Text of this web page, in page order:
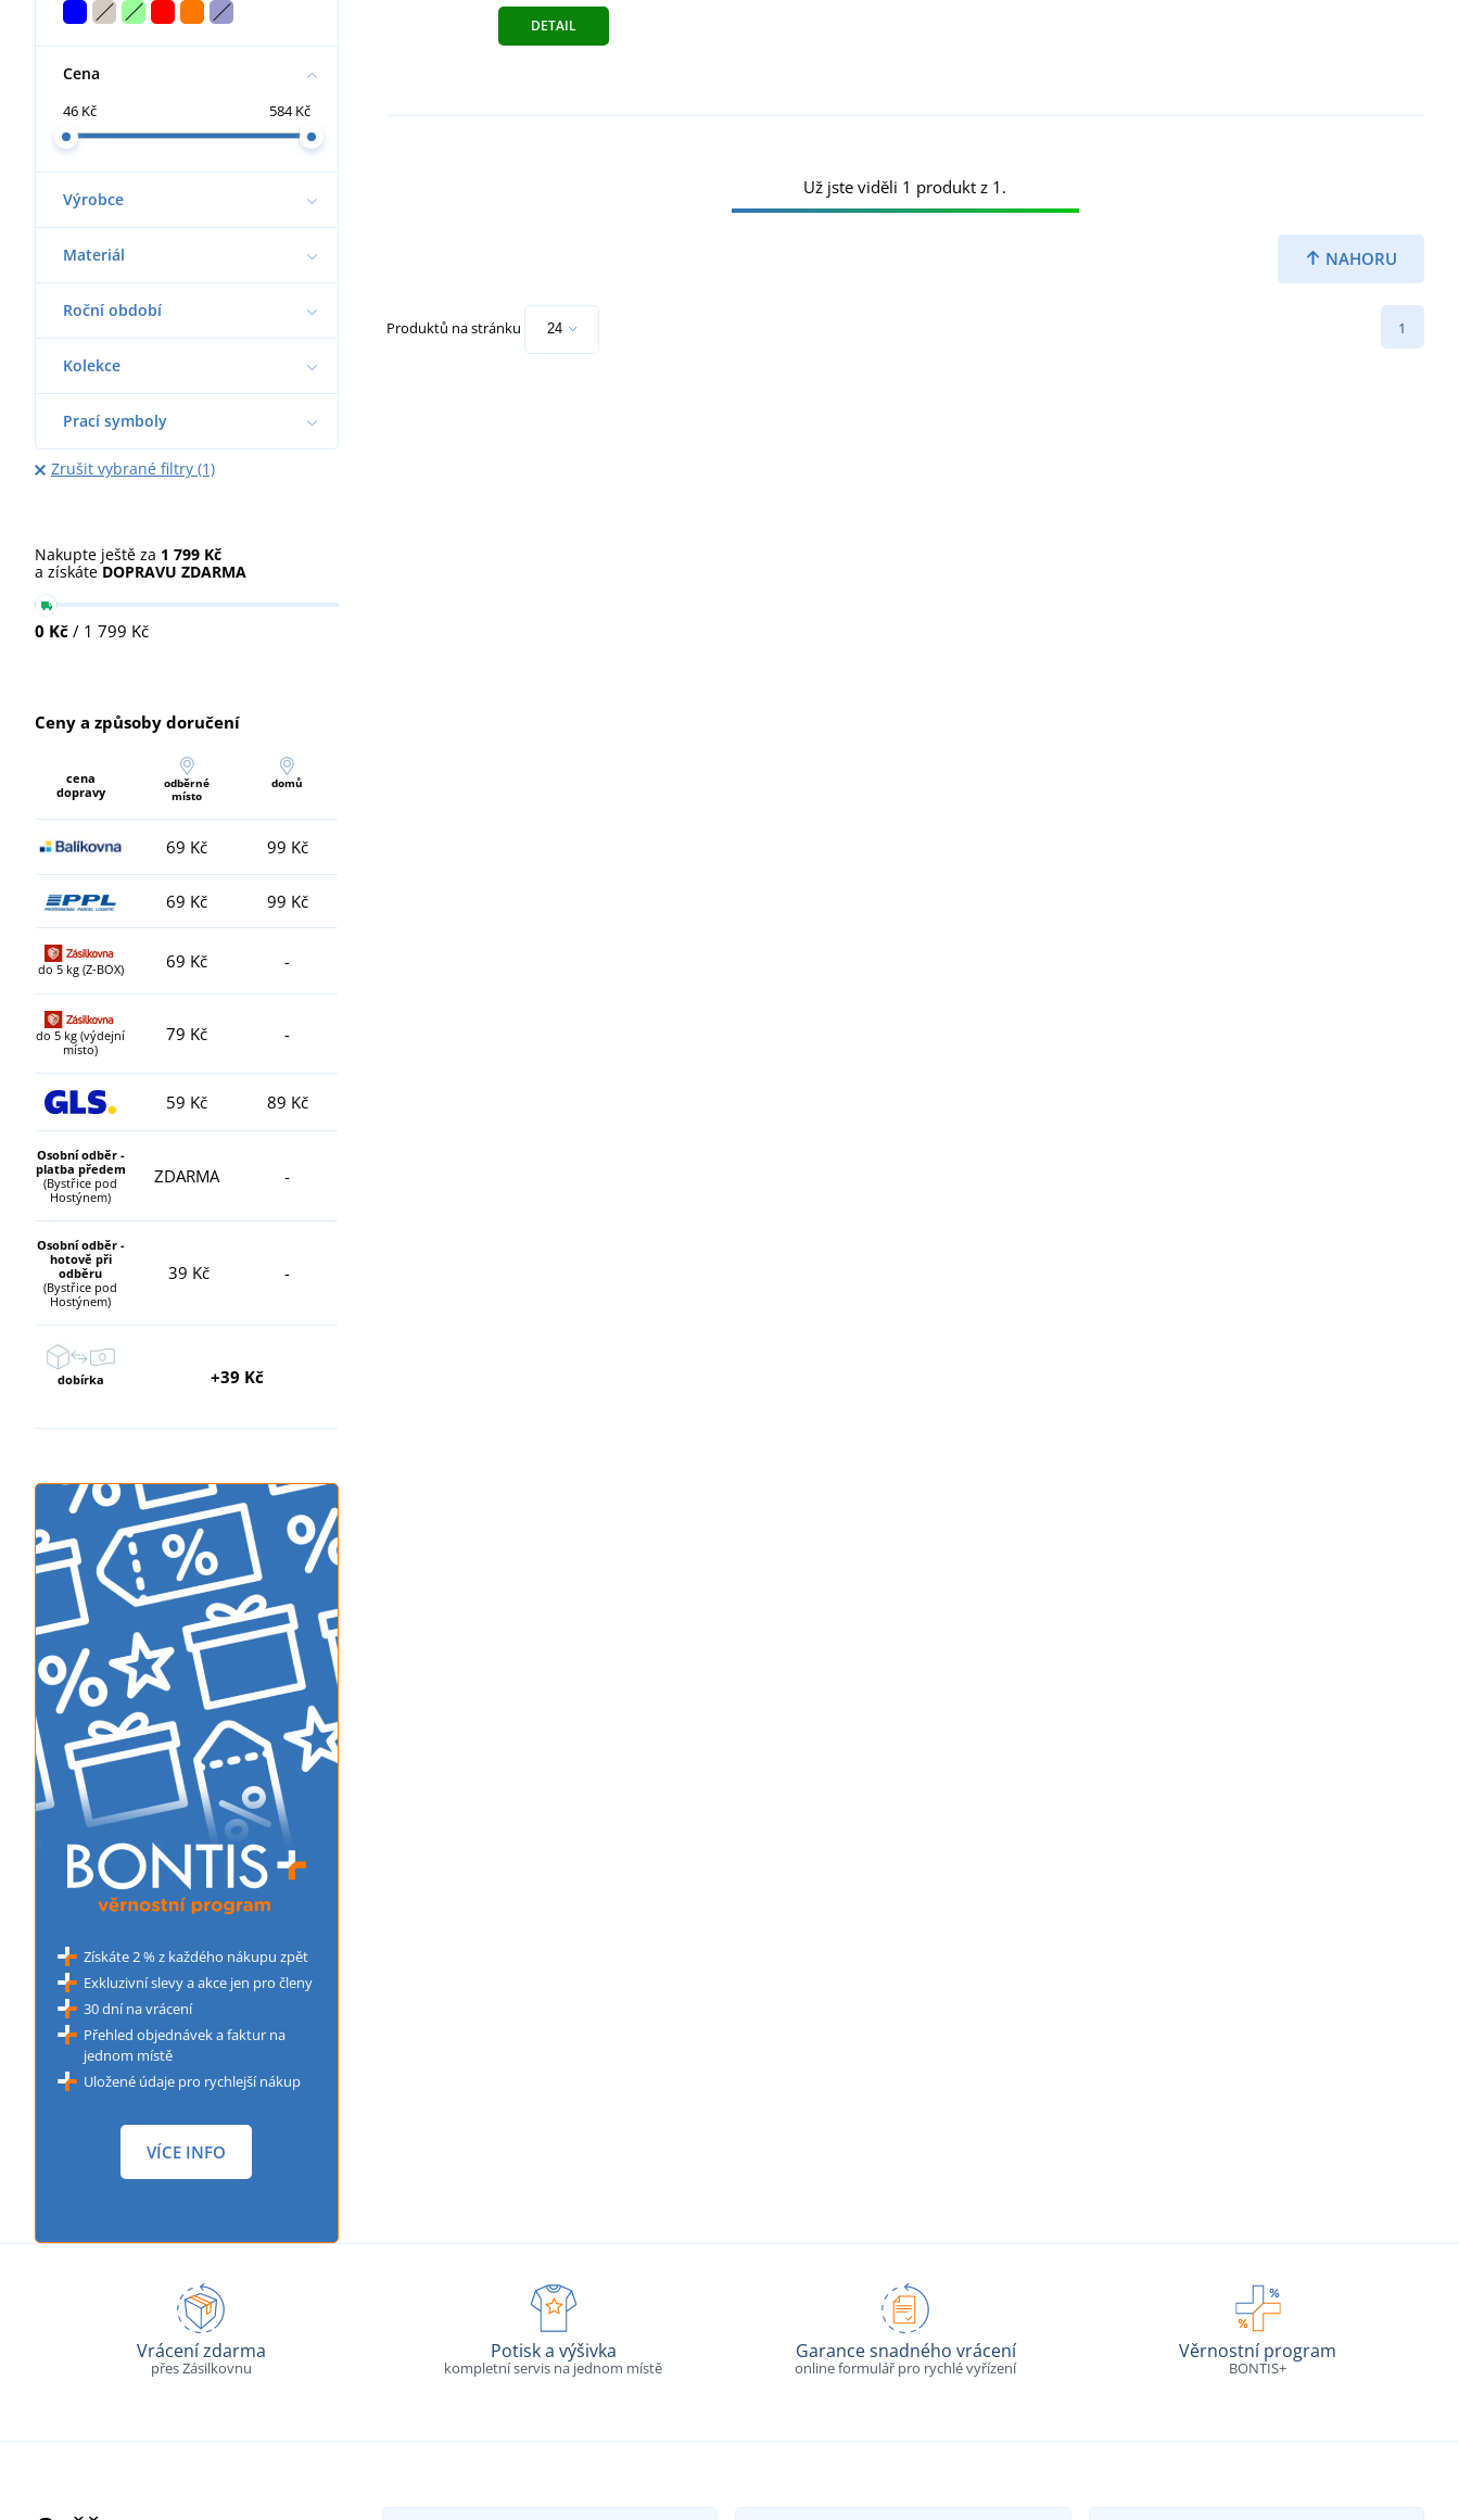
Cena
46 Kč 584 Kč
Výrobce
Materiál
Roční období
Kolekce
Prací symboly
Zrušit vybrané filtry (1)
Nakupte ještě za 1 799 Kč
a získáte DOPRAVU ZDARMA
0 Kč / 1 799 Kč
Ceny a způsoby doručení
cena
dopravy
odběrné
místo
domů
69 Kč 99 Kč
69 Kč 99 Kč
do 5 kg (Z-BOX) 69 Kč -
do 5 kg (výdejní
místo)
79 Kč -
59 Kč 89 Kč
Osobní odběr -
platba předem
(Bystřice pod
Hostýnem)
ZDARMA -
Osobní odběr -
hotově při
odběru
(Bystřice pod
Hostýnem)
39 Kč -
dobírka +39 Kč
Získáte 2 % z každého nákupu zpět
Exkluzivní slevy a akce jen pro členy
30 dní na vrácení
Přehled objednávek a faktur na
jednom místě
Uložené údaje pro rychlejší nákup
VÍCE INFO
DETAIL
NAHORU
Už jste viděli 1 produkt z 1.
Produktů na stránku 1
Vrácení zdarma
přes Zásilkovnu
Potisk a výšivka
kompletní servis na jednom místě
Garance snadného vrácení
online formulář pro rychlé vyřízení
Věrnostní program
BONTIS+